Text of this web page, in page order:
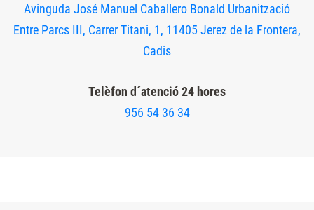
Avinguda José Manuel Caballero Bonald Urbanització
Entre Parcs III, Carrer Titani, 1, 11405 Jerez de la Frontera,
Cadis
Telèfon d´atenció 24 hores
956 54 36 34